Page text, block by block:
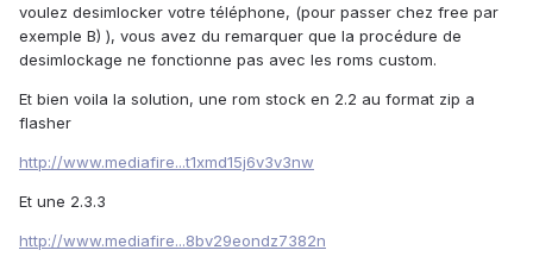
voulez desimlocker votre téléphone, (pour passer chez free par
exemple B) ), vous avez du remarquer que la procédure de
desimlockage ne fonctionne pas avec les roms custom.
Et bien voila la solution, une rom stock en 2.2 au format zip a
flasher
http://www.mediafire...t1xmd15j6v3v3nw
Et une 2.3.3
http://www.mediafire...8bv29eondz7382n